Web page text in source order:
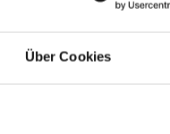
Über Cookies